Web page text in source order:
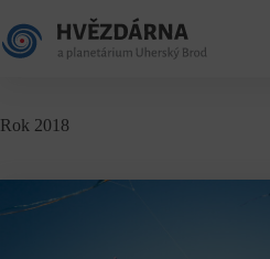
to
content
Rok 2018